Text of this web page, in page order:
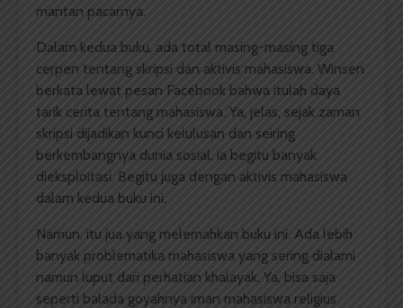
mantan pacarnya.
Dalam kedua buku, ada total masing-masing tiga
cerpen tentang skripsi dan aktivis mahasiswa. Winsen
berkata lewat pesan Facebook bahwa itulah daya
tarik cerita tentang mahasiswa. Ya, jelas, sejak zaman
skripsi dijadikan kunci kelulusan dan seiring
berkembangnya dunia sosial, ia begitu banyak
dieksploitasi. Begitu juga dengan aktivis mahasiswa
dalam kedua buku ini.
Namun, itu jua yang melemahkan buku ini. Ada lebih
banyak problematika mahasiswa yang sering dialami
namun luput dari perhatian khalayak. Ya, bisa saja
seperti balada goyahnya iman mahasiswa religius